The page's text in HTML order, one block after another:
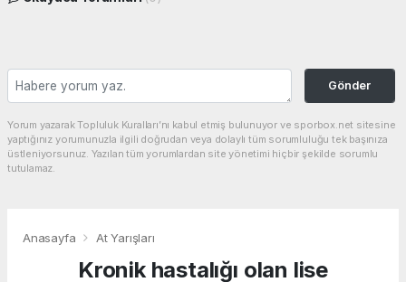
Gönder
Yorum yazarak Topluluk Kuralları’nı kabul etmiş bulunuyor ve sporbox.net sitesine
yaptığınız yorumunuzla ilgili doğrudan veya dolaylı tüm sorumluluğu tek başınıza
üstleniyorsunuz. Yazılan tüm yorumlardan site yönetimi hiçbir şekilde sorumlu
tutulamaz.
Anasayfa At Yarışları
Kronik hastalığı olan lise